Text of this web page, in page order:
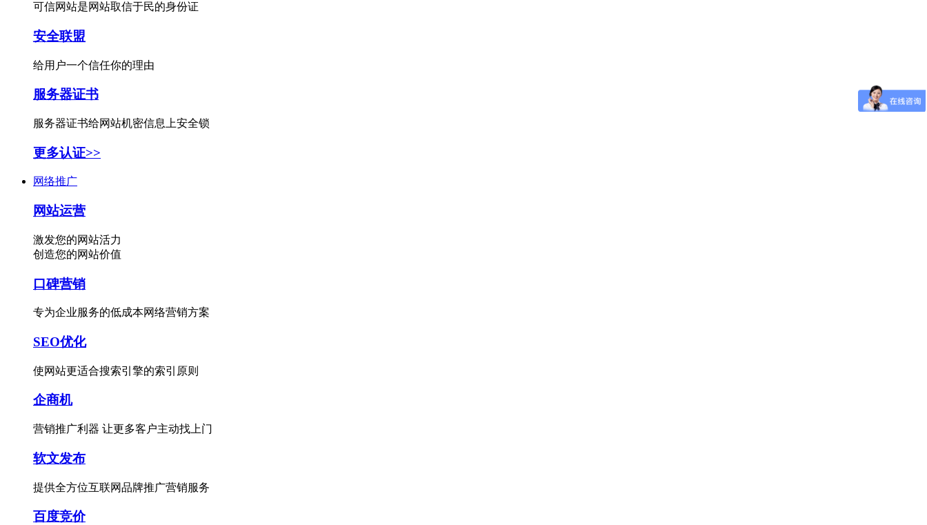
可信网站是网站取信于民的身份证
安全联盟
给用户一个信任你的理由
服务器证书
服务器证书给网站机密信息上安全锁
更多认证>>
网络推广
网站运营
激发您的网站活力
创造您的网站价值
口碑营销
专为企业服务的低成本网络营销方案
SEO优化
使网站更适合搜索引擎的索引原则
企商机
营销推广利器 让更多客户主动找上门
软文发布
提供全方位互联网品牌推广营销服务
百度竞价